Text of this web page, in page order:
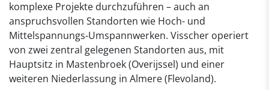
komplexe Projekte durchzuführen – auch an
anspruchsvollen Standorten wie Hoch- und
Mittelspannungs-Umspannwerken. Visscher operiert
von zwei zentral gelegenen Standorten aus, mit
Hauptsitz in Mastenbroek (Overijssel) und einer
weiteren Niederlassung in Almere (Flevoland).